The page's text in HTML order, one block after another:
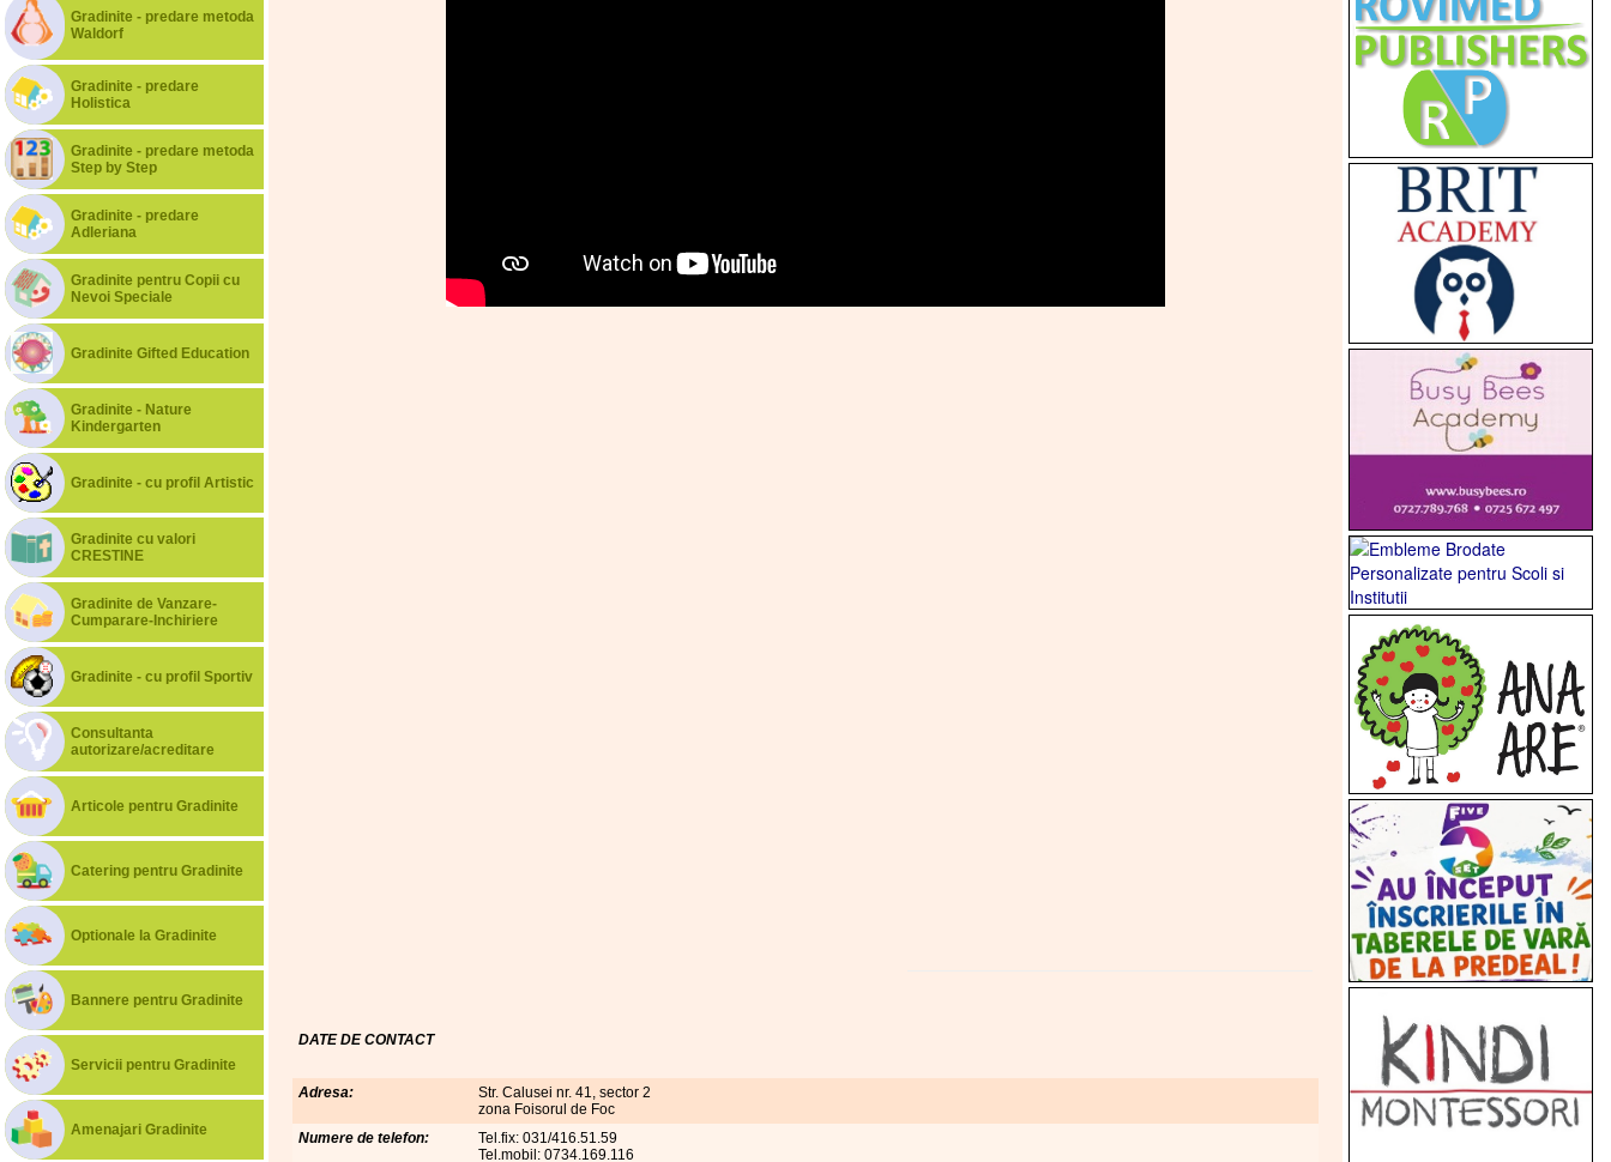
Gradinite - predare metoda
Waldorf
Gradinite - predare
Holistica
Gradinite - predare metoda
Step by Step
Gradinite - predare
Adleriana
Gradinite pentru Copii cu
Nevoi Speciale
Gradinite Gifted Education
Gradinite - Nature
Kindergarten
Gradinite - cu profil Artistic
Gradinite cu valori
CRESTINE
Gradinite de Vanzare-
Cumparare-Inchiriere
Gradinite - cu profil Sportiv
Consultanta
autorizare/acreditare
Articole pentru Gradinite
Catering pentru Gradinite
Optionale la Gradinite
Bannere pentru Gradinite
Servicii pentru Gradinite
Amenajari Gradinite
DATE DE CONTACT
Adresa:
Str. Calusei nr. 41, sector 2
zona Foisorul de Foc
Numere de telefon:
Tel.fix: 031/416.51.59
Tel.mobil: 0734.169.116